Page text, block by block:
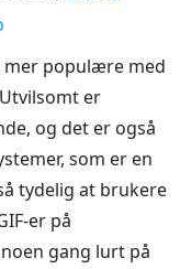
mer populære med
er
og det er også
som er en
tydelig at brukere
er på
gang lurt på